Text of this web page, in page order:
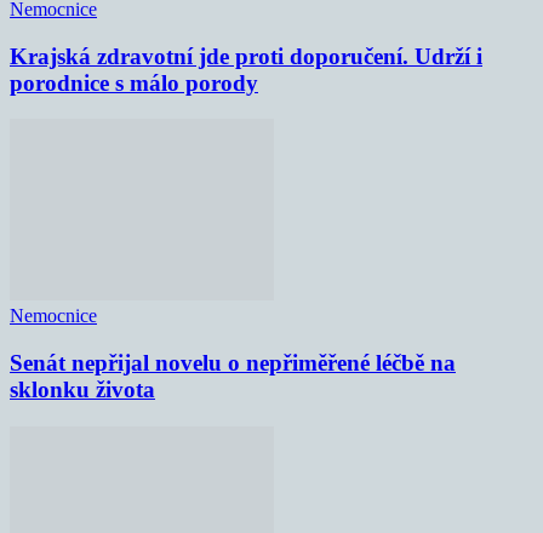
Nemocnice
Krajská zdravotní jde proti doporučení. Udrží i
porodnice s málo porody
Nemocnice
Senát nepřijal novelu o nepřiměřené léčbě na
sklonku života